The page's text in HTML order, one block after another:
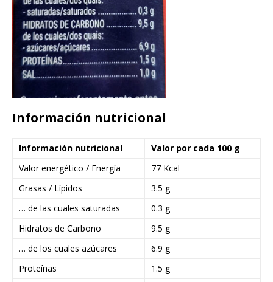
Información nutricional
Información nutricional
Valor por cada 100 g
Valor energético / Energía
77 Kcal
Grasas / Lípidos
3.5 g
… de las cuales saturadas
0.3 g
Hidratos de Carbono
9.5 g
… de los cuales azúcares
6.9 g
Proteínas
1.5 g